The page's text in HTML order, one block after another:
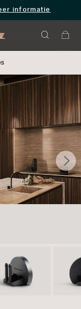
informatie